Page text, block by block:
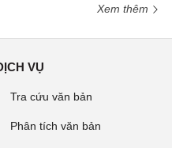
Xem thêm
VỤ
Tra cứu văn bản
Phân tích văn bản